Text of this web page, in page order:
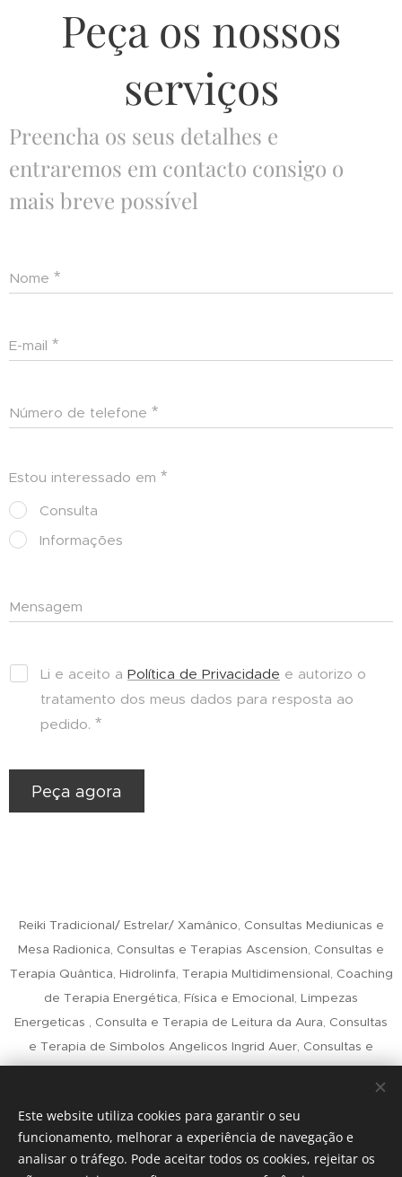
Peça os nossos
serviços
Preencha os seus detalhes e
entraremos em contacto consigo o
mais breve possível
Nome
E-mail
Número de telefone
Estou interessado em
Consulta
Informações
Mensagem
Li e aceito a Política de Privacidade e autorizo o
tratamento dos meus dados para resposta ao
pedido.
Peça agora
Reiki Tradicional/ Estrelar/ Xamânico, Consultas Mediunicas e
Mesa Radionica, Consultas e Terapias Ascension, Consultas e
Terapia Quântica, Hidrolinfa, Terapia Multidimensional, Coaching
de Terapia Energética, Física e Emocional, Limpezas
Energeticas , Consulta e Terapia de Leitura da Aura, Consultas
e Terapia de Simbolos Angelicos Ingrid Auer, Consultas e
Terapia Interdimensional Consciente do Corpo e Espirito,
Comunicação com Guias e Entes Queridos, Apometria, Terapia
Energética Acturiana e Pleiadiana, Pêndulo Hebreu
Este website utiliza cookies para garantir o seu
funcionamento, melhorar a experiência de navegação e
analisar o tráfego. Pode aceitar todos os cookies, rejeitar os